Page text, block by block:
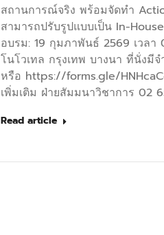
สถานการณ์จริง พร้อมจัดทำ
สามารถปรับรูปแบบเป็น In-
อบรม: 19 กุมภาพันธ์ 2569 เวล
โนโวเทล กรุงเทพ บางนา ที่นั่งมี
หรือ https://forms.gle/
เพิ่มเติม ฝ่ายสัมมนาวิชาการ 02
Read article